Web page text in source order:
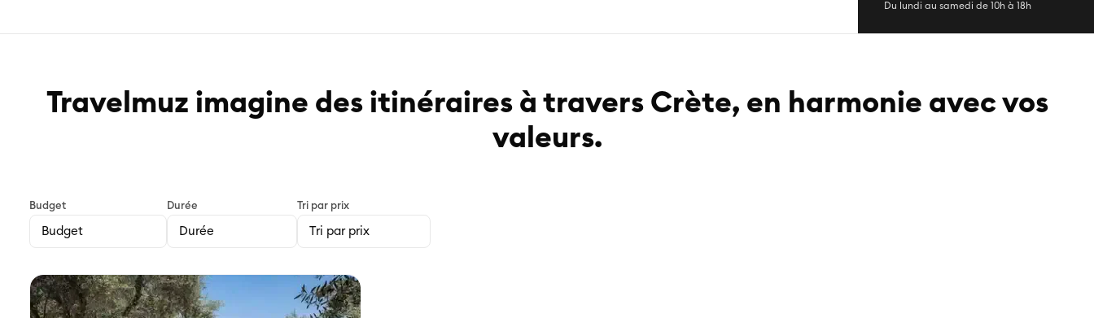
Du lundi au samedi de 10h à 18h
Travelmuz imagine des itinéraires à travers Crète, en harmonie avec vos
valeurs.
Budget Durée Tri par prix